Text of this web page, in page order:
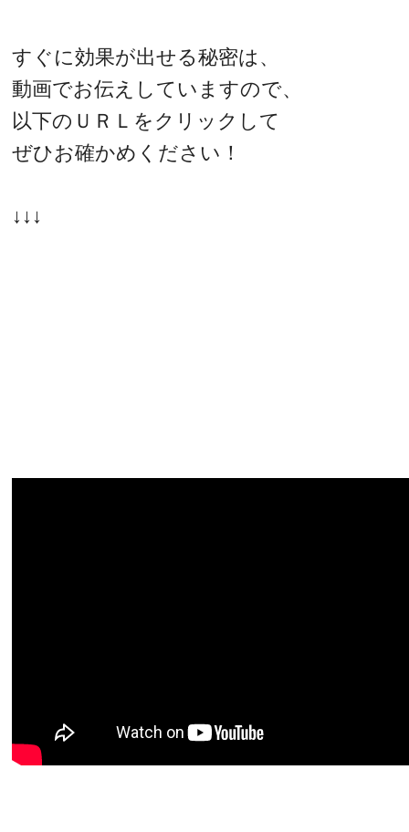
すぐに効果が出せる秘密は、
動画でお伝えしていますので、
以下のＵＲＬをクリックして
ぜひお確かめください！
↓↓↓